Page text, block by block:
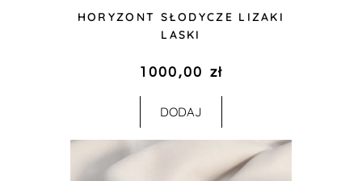
HORYZONT SŁODYCZE LIZAKI
LASKI
1000,00 zł
DODAJ